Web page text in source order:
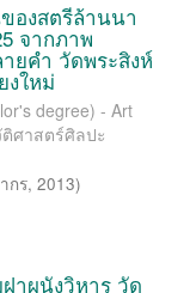
องสตรีล้านนา
จากภาพ
ยคำ วัดพระสิงห์
งใหม่
degree) - Art
ศาสตร์ศิลปะ
กร, 2013)
าผนังวิหาร วัด